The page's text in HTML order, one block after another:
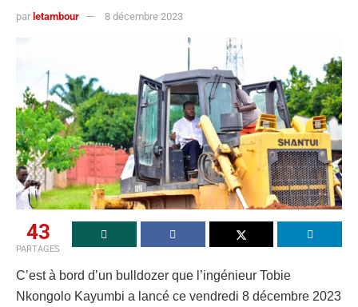
par letambour 8 décembre 2023
43
PARTAGES
C’est à bord d’un bulldozer que l’ingénieur Tobie
Nkongolo Kayumbi a lancé ce vendredi 8 décembre 2023